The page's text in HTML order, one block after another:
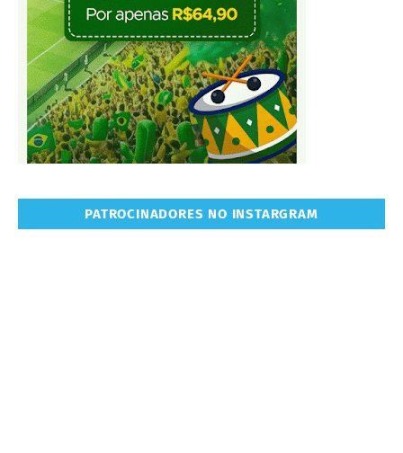
PATROCINADORES NO INSTARGRAM